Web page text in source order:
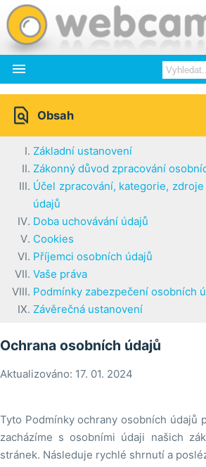

 Obsah
Základní ustanovení
Zákonný důvod zpracování
Účel zpracování, kategorie,
údajů
Doba uchovávání údajů
Cookies
Příjemci osobních údajů
Vaše práva
Podmínky zabezpečení osobních
Závěrečná ustanovení
Ochrana osobních údajů
Aktualizováno: 17. 01. 2024
Tyto Podmínky ochrany osobních údajů
zacházíme s osobními údaji našich
stránek. Následuje rychlé shrnutí a